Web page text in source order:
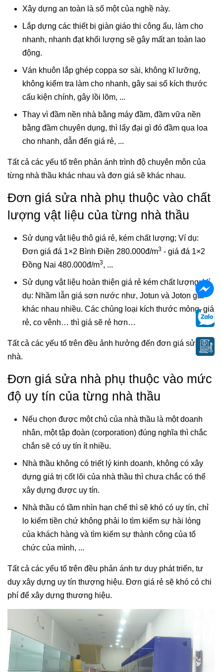
Xây dựng an toàn là số một của nghề này.
Lắp dựng các thiết bị giàn giáo thi công ẩu, làm cho
nhanh, nhanh đạt khối lượng sẽ gây mất an toàn lao
động.
Ván khuôn lắp ghép coppa sơ sài, không kĩ lưỡng,
không kiểm tra làm cho nhanh, gây sai số kích thước
cấu kiện chính, gây lồi lõm, ...
Thay vì đầm nền nhà bằng máy đầm, đầm vữa nền
bằng đầm chuyên dụng, thì lấy đại gì đó đầm qua loa
cho nhanh, dẫn đến giá rẻ, ...
Tất cả các yếu tố trên phản ánh trình độ chuyên môn của
từng nhà thầu khác nhau và đơn giá sẽ khác nhau.
Đơn giá sửa nhà phụ thuộc vào chất
lượng vật liệu của từng nhà thầu
Sử dụng vật liệu thô giá rẻ, kém chất lượng; Ví dụ:
Đơn giá đá 1×2 Bình Điền 280.000đ/m3 - giá đá 1×2
Đồng Nai 480.000đ/m3, ...
Sử dụng vật liệu hoàn thiện giá rẻ kém chất lượng; Ví
dụ: Nhầm lẫn giá sơn nước như, Jotun và Joton giá
khác nhau nhiều. Các chủng loại kích thước mỏng, giá
rẻ, co vênh… thì giá sẽ rẻ hơn…
Tất cả các yếu tố trên đều ảnh hưởng đến đơn giá sửa
nhà.
Đơn giá sửa nhà phụ thuộc vào mức
độ uy tín của từng nhà thầu
Nếu chọn được một chủ của nhà thầu là một doanh
nhân, một tập đoàn (corporation) đúng nghĩa thì chắc
chắn sẽ có uy tín ít nhiều.
Nhà thầu không có triết lý kinh doanh, không có xây
dựng giá trị cốt lõi của nhà thầu thì chưa chắc có thể
xây dựng được uy tín.
Nhà thầu có tầm nhìn hạn chế thì sẽ khó có uy tín, chỉ
lo kiếm tiền chứ không phải lo tìm kiếm sự hài lòng
của khách hàng và tìm kiếm sự thành công của tổ
chức của mình, ...
Tất cả các yếu tố trên đều phản ánh tư duy phát triển, tư
duy xây dựng uy tín thượng hiệu. Đơn giá rẻ sẽ khó có chi
phí để xây dựng thương hiệu.